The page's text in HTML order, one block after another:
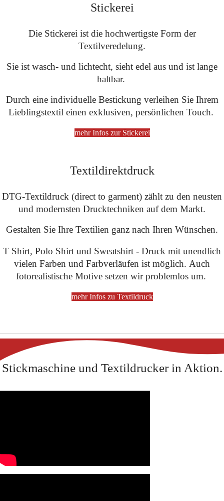
Stickerei
Die Stickerei ist die hochwertigste Form der
Textilveredelung.
Sie ist wasch- und lichtecht, sieht edel aus und ist lange
haltbar.
Durch eine individuelle Bestickung verleihen Sie Ihrem
Lieblingstextil einen exklusiven, persönlichen Touch.
mehr Infos zur Stickerei
Textildirektdruck
DTG-Textil­druck (direct to garment) zählt zu den neusten
und modernsten Drucktechniken auf dem Markt.
Gestalten Sie Ihre Textilien ganz nach Ihren Wünschen.
T Shirt, Polo Shirt und Sweatshirt - Druck mit unendlich
vielen Farben und Farbverläufen ist möglich. Auch
fotorealistische Motive setzen wir problemlos um.
mehr Infos zu Textildruck
Stickmaschine und Textildrucker in Aktion.